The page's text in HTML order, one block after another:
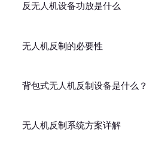
反无人机设备功放是什么
无人机反制的必要性
背包式无人机反制设备是什么？
无人机反制系统方案详解